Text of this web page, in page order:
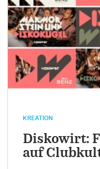
KREATION
Diskowirt:
auf